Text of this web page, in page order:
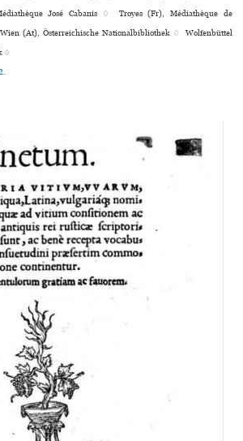
José Cabanis ♢ Troyes (Fr), Médiathèque de
(At), Österreichische Nationalbibliothek ♢ Wolfenbüttel
♢
.